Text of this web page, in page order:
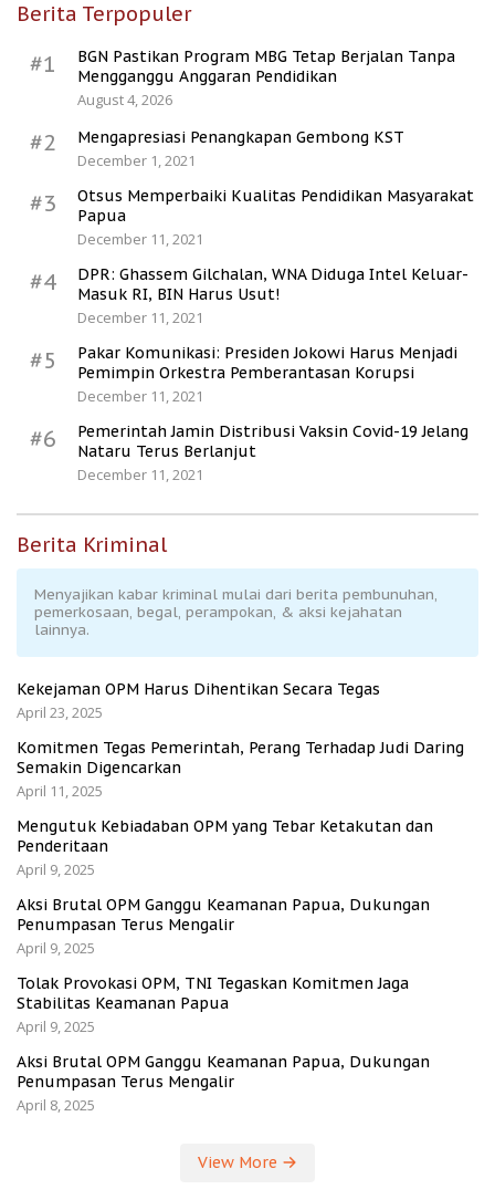
Berita Terpopuler
#1
BGN Pastikan Program MBG Tetap Berjalan Tanpa
Mengganggu Anggaran Pendidikan
August 4, 2026
#2
Mengapresiasi Penangkapan Gembong KST
December 1, 2021
#3
Otsus Memperbaiki Kualitas Pendidikan Masyarakat
Papua
December 11, 2021
#4
DPR: Ghassem Gilchalan, WNA Diduga Intel Keluar-
Masuk RI, BIN Harus Usut!
December 11, 2021
#5
Pakar Komunikasi: Presiden Jokowi Harus Menjadi
Pemimpin Orkestra Pemberantasan Korupsi
December 11, 2021
#6
Pemerintah Jamin Distribusi Vaksin Covid-19 Jelang
Nataru Terus Berlanjut
December 11, 2021
Berita Kriminal
Menyajikan kabar kriminal mulai dari berita pembunuhan,
pemerkosaan, begal, perampokan, & aksi kejahatan
lainnya.
Kekejaman OPM Harus Dihentikan Secara Tegas
April 23, 2025
Komitmen Tegas Pemerintah, Perang Terhadap Judi Daring
Semakin Digencarkan
April 11, 2025
Mengutuk Kebiadaban OPM yang Tebar Ketakutan dan
Penderitaan
April 9, 2025
Aksi Brutal OPM Ganggu Keamanan Papua, Dukungan
Penumpasan Terus Mengalir
April 9, 2025
Tolak Provokasi OPM, TNI Tegaskan Komitmen Jaga
Stabilitas Keamanan Papua
April 9, 2025
Aksi Brutal OPM Ganggu Keamanan Papua, Dukungan
Penumpasan Terus Mengalir
April 8, 2025
View More